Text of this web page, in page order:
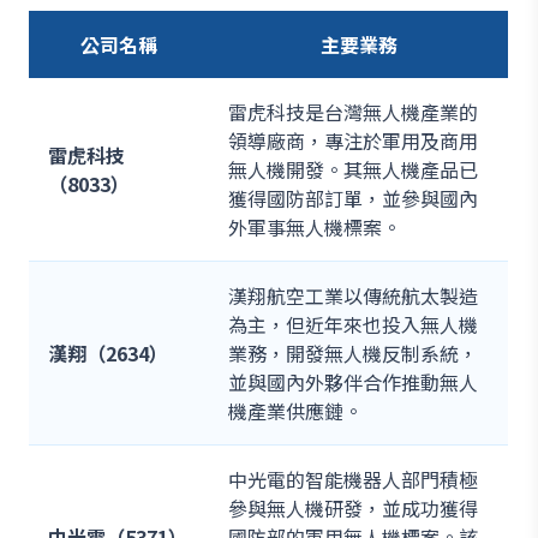
公司名稱 主要業務
雷虎科技
（8033）
雷虎科技是台灣無人機產業的
領導廠商，專注於軍用及商用
無人機開發。其無人機產品已
獲得國防部訂單，並參與國內
外軍事無人機標案。
漢翔（2634）
漢翔航空工業以傳統航太製造
為主，但近年來也投入無人機
業務，開發無人機反制系統，
並與國內外夥伴合作推動無人
機產業供應鏈。
中光電的智能機器人部門積極
參與無人機研發，並成功獲得